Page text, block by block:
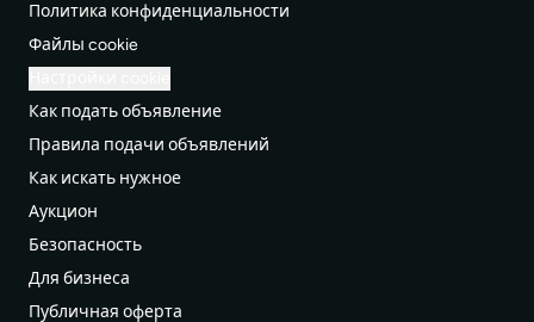
Политика конфиденциальности
Файлы cookie
Как подать объявление
Правила подачи объявлений
Как искать нужное
Аукцион
Безопасность
Для бизнеса
Публичная оферта